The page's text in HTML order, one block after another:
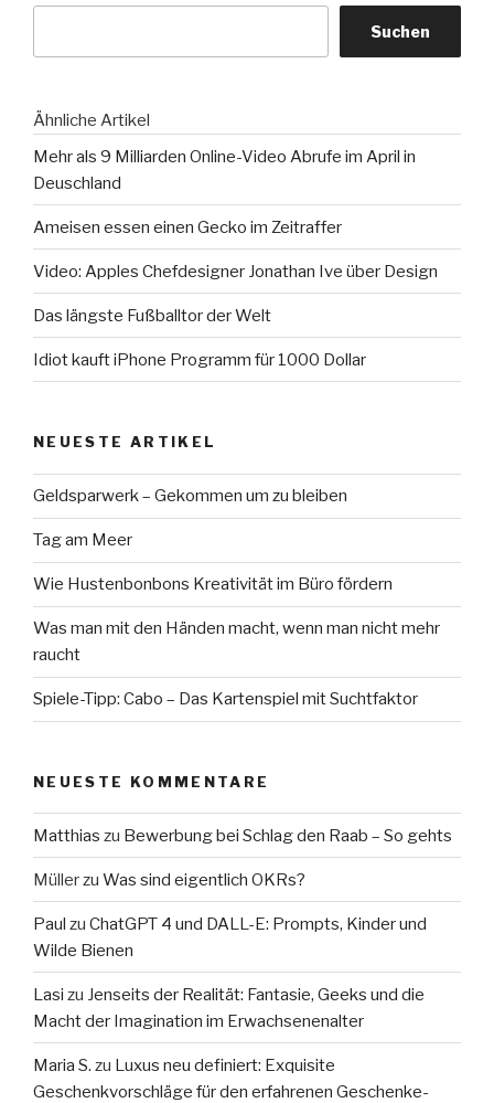
Suchen
Ähnliche Artikel
Mehr als 9 Milliarden Online-Video Abrufe im April in
Deuschland
Ameisen essen einen Gecko im Zeitraffer
Video: Apples Chefdesigner Jonathan Ive über Design
Das längste Fußballtor der Welt
Idiot kauft iPhone Programm für 1000 Dollar
NEUESTE ARTIKEL
Geldsparwerk – Gekommen um zu bleiben
Tag am Meer
Wie Hustenbonbons Kreativität im Büro fördern
Was man mit den Händen macht, wenn man nicht mehr
raucht
Spiele-Tipp: Cabo – Das Kartenspiel mit Suchtfaktor
NEUESTE KOMMENTARE
Matthias zu Bewerbung bei Schlag den Raab – So gehts
Müllerzu Was sind eigentlich OKRs?
Paul zu ChatGPT 4 und DALL-E: Prompts, Kinder und
Wilde Bienen
Lasi zu Jenseits der Realität: Fantasie, Geeks und die
Macht der Imagination im Erwachsenenalter
Maria S. zu Luxus neu definiert: Exquisite
Geschenkvorschläge für den erfahrenen Geschenke-